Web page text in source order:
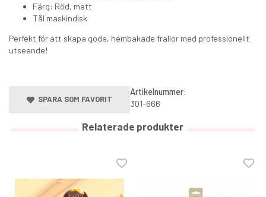
Färg: Röd, matt
Tål maskindisk
Perfekt för att skapa goda, hembakade frallor med professionellt
utseende!
SPARA SOM FAVORIT
Artikelnummer:
301-666
Relaterade produkter